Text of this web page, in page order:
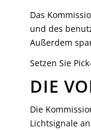
Das
und des
Außerdem
Setzen Sie
DIE
Die
Lichtsignale